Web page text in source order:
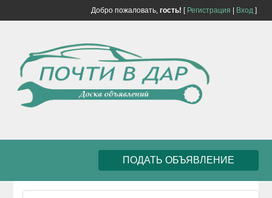
Добро пожаловать, гость! [ Регистрация Вход]
ПОДАТЬ ОБЪЯВЛЕНИЕ